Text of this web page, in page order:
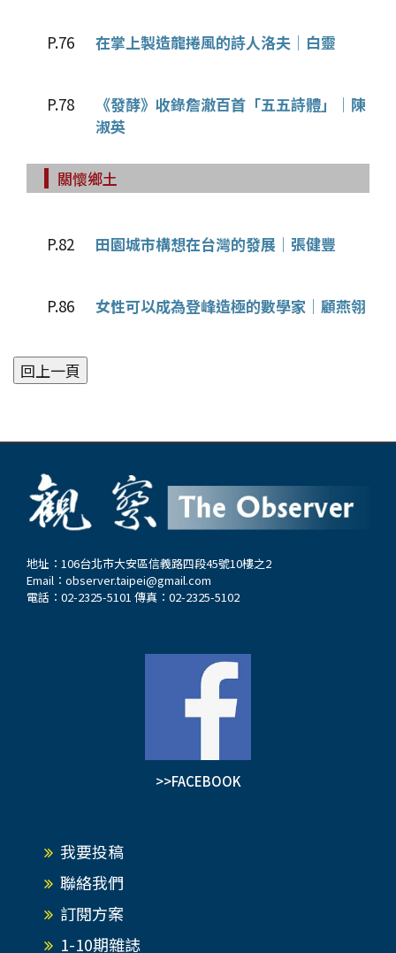
P.76 在掌上製造龍捲風的詩人洛夫│白靈
P.78
《發酵》收錄詹澈百首「五五詩體」│陳
淑英
關懷鄉土
P.82 田園城市構想在台灣的發展│張健豐
P.86 女性可以成為登峰造極的數學家│顧燕翎
地址：106台北市大安區信義路四段45號10樓之2
Email： observer.taipei@gmail.com
電話：02-2325-5101 傳真：02-2325-5102
>>FACEBOOK
我要投稿
聯絡我們
訂閱方案
1-10期雜誌